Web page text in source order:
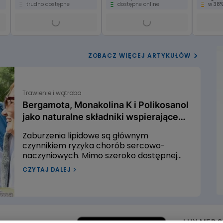
trudno dostępne dostępne online w
ZOBACZ WIĘCEJ ARTYKUŁÓW
Trawienie i wątroba
Bergamota, Monakolina K i Polikosanol
jako naturalne składniki wspierające
Zaburzenia lipidowe są głównym
czynnikiem ryzyka chorób sercowo-
naczyniowych. Mimo szeroko dostępnej
edukacji zdrowotnej oraz różnorodności
terapii obniżających poziom lipidów,
sposoby na walkę z dyslipidemią? W
CZYTAJ DALEJ